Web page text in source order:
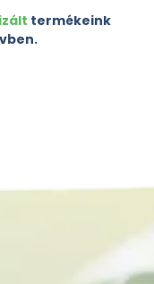
termékeink